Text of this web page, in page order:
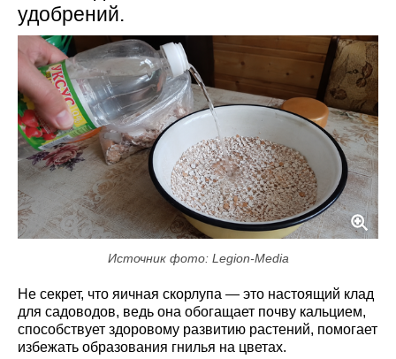
удобрений.
Источник фото: Legion-Media
Не секрет, что яичная скорлупа — это настоящий клад
для садоводов, ведь она обогащает почву кальцием,
способствует здоровому развитию растений, помогает
избежать образования гнилья на цветах.